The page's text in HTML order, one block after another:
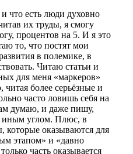
что есть люди духовно
их труды, я смогу
процентов на 5. И я это
то, что постят мои
в полемике, в
Читаю статьи и
для меня «маркеров»
более серьёзные и
часто ловишь себя на
думаю, и даже пишу,
иным углом. Плюс, в
которые оказываются для
этапом» и «давно
часть оказывается